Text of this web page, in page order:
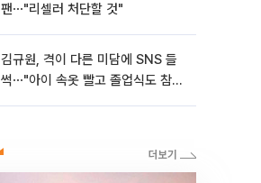
팬⋯"리셀러 처단할 것"
김규원, 격이 다른 미담에 SNS 들
썩⋯"아이 속옷 빨고 졸업식도 참